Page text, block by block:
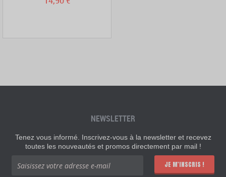
NEWSLETTER
Tenez vous informé. Inscrivez-vous à la newsletter et recevez
toutes les nouveautés et promos directement par mail !
JE M'INSCRIS !